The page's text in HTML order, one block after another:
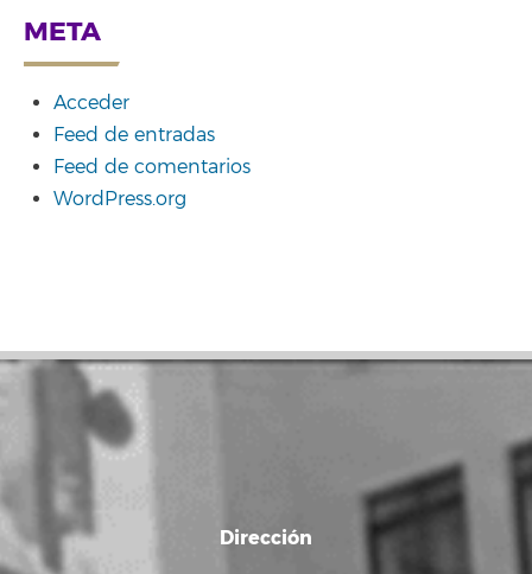
META
Acceder
Feed de entradas
Feed de comentarios
WordPress.org
Dirección